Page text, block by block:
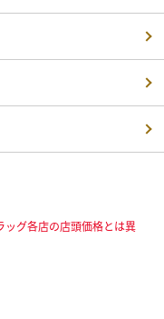
グ各店の店頭価格とは異